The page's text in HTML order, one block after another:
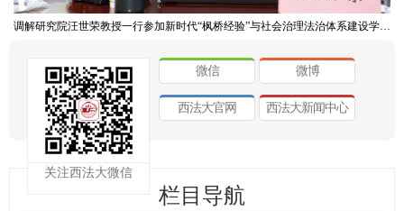
调解研究院汪世荣教授一行参加新时代“枫桥经验”与社会治理法治体系建设学术研讨会
关注西法大微信
微信 微博
西法大官网 西法大新闻中心
栏目导航